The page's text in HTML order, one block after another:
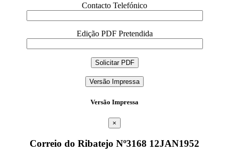
Contacto Telefónico
Edição PDF Pretendida
Versão Impressa
Versão Impressa
×
Correio do Ribatejo Nº3168 12JAN1952